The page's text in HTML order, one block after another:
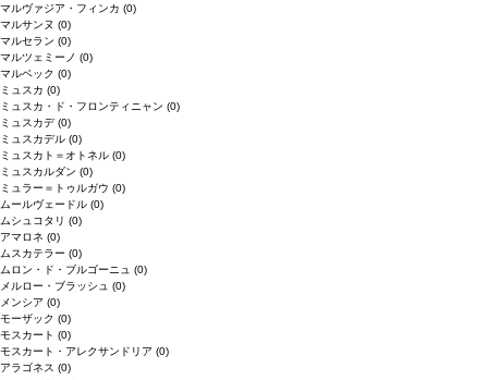
マルヴァジア・フィンカ (0)
マルサンヌ (0)
マルセラン (0)
マルツェミーノ (0)
マルベック (0)
ミュスカ (0)
ミュスカ・ド・フロンティニャン (0)
ミュスカデ(0)
ミュスカデル (0)
ミュスカト＝オトネル (0)
ミュスカルダン (0)
ミュラー＝トゥルガウ (0)
ムールヴェードル (0)
ムシュコタリ (0)
アマロネ (0)
ムスカテラー (0)
ムロン・ド・ブルゴーニュ (0)
メルロー・ブラッシュ (0)
メンシア (0)
モーザック (0)
モスカート (0)
モスカート・アレクサンドリア (0)
アラゴネス (0)